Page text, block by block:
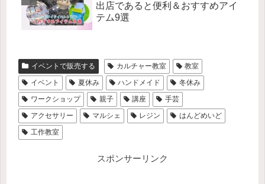
出店であると便利＆おすすめアイ
テム9選
イベントで販売する カルチャー教室
教室
イベント
夏休み ハンドメイド
冬休み
ワークショップ
親子 講座
手芸
アクセサリー
マルシェ レジン
はんどめいど
工作教室
スポンサーリンク